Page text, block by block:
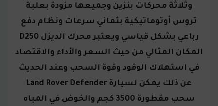
وثلاثة محركات بنزين وجميعها مزودة بعلبة
تروس أوتوماتيكية بثماني سرعات ونظام دفع
رباعي بشكل قياسي ويعتبر محرك الديزل D250
المكان المثالي من حيث السعر والأداء والاقتصاد
في استهلاك الوقود وقوة السحب وعند الحديث
عن ذلك يمكن لسيارة Land Rover Defender
سحب مقطورة 3500 كجم والخوض في المياه